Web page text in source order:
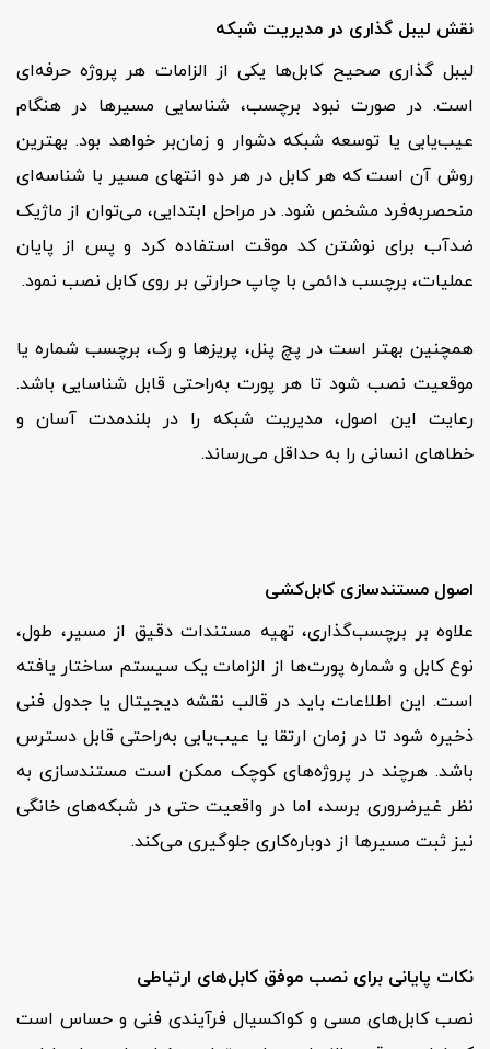
نقش لیبل گذاری در مدیریت شبکه
لیبل گذاری صحیح کابل‌ها یکی از الزامات هر پروژه حرفه‌ای
است. در صورت نبود برچسب، شناسایی مسیرها در هنگام
عیب‌یابی یا توسعه شبکه دشوار و زمان‌بر خواهد بود. بهترین
روش آن است که هر کابل در هر دو انتهای مسیر با شناسه‌ای
منحصربه‌فرد مشخص شود. در مراحل ابتدایی، می‌توان از ماژیک
ضدآب برای نوشتن کد موقت استفاده کرد و پس از پایان
عملیات، برچسب دائمی با چاپ حرارتی بر روی کابل نصب نمود.
همچنین بهتر است در پچ پنل، پریزها و رک، برچسب شماره یا
موقعیت نصب شود تا هر پورت به‌راحتی قابل شناسایی باشد.
رعایت این اصول، مدیریت شبکه را در بلندمدت آسان و
خطاهای انسانی را به حداقل می‌رساند.
اصول مستندسازی کابل‌کشی
علاوه بر برچسب‌گذاری، تهیه مستندات دقیق از مسیر، طول،
نوع کابل و شماره پورت‌ها از الزامات یک سیستم ساختار یافته
است. این اطلاعات باید در قالب نقشه دیجیتال یا جدول فنی
ذخیره شود تا در زمان ارتقا یا عیب‌یابی به‌راحتی قابل دسترس
باشد. هرچند در پروژه‌های کوچک ممکن است مستندسازی به
نظر غیرضروری برسد، اما در واقعیت حتی در شبکه‌های خانگی
نیز ثبت مسیرها از دوباره‌کاری جلوگیری می‌کند.
نکات پایانی برای نصب موفق کابل‌های ارتباطی
نصب کابل‌های مسی و کواکسیال فرآیندی فنی و حساس است